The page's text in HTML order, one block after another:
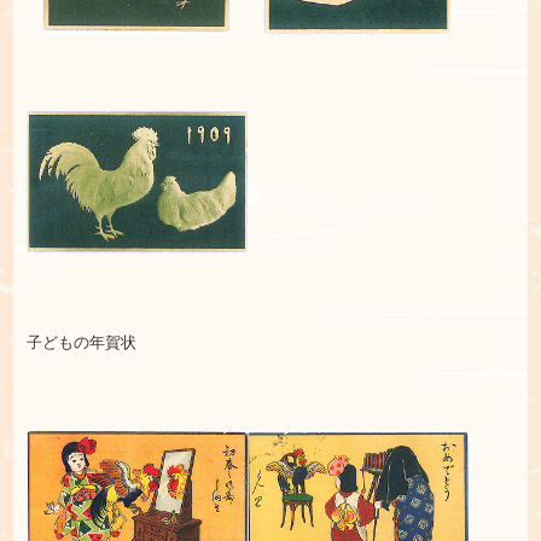
子どもの年賀状